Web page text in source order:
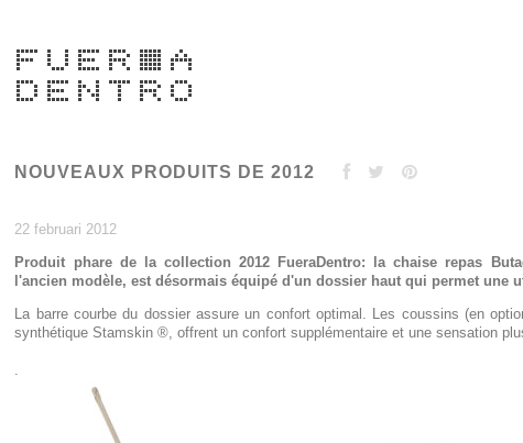
NOUVEAUX PRODUITS DE 2012
22 februari 2012
Produit phare de la collection 2012 FueraDentro: la chaise repas
l'ancien modèle, est désormais équipé d'un dossier haut qui permet une
La barre courbe du dossier assure un confort optimal. Les coussins (en
synthétique Stamskin ®, offrent un confort supplémentaire et une sensation
.